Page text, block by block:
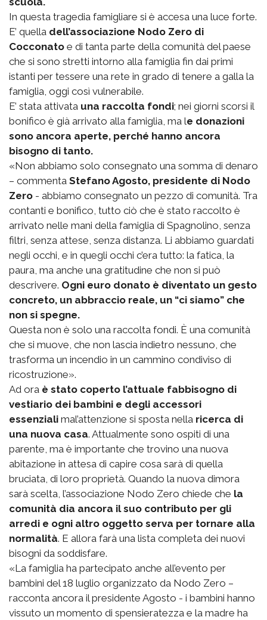
In questa tragedia famigliare si è accesa una luce forte.
E’ quella dell’associazione Nodo Zero di
Cocconato e di tanta parte della comunità del paese
che si sono stretti intorno alla famiglia fin dai primi
istanti per tessere una rete in grado di tenere a galla la
famiglia, oggi così vulnerabile.
E’ stata attivata una raccolta fondi; nei giorni scorsi il
bonifico è già arrivato alla famiglia, ma le donazioni
sono ancora aperte, perché hanno ancora
bisogno di tanto.
«Non abbiamo solo consegnato una somma di denaro
– commenta Stefano Agosto, presidente di Nodo
Zero - abbiamo consegnato un pezzo di comunità. Tra
contanti e bonifico, tutto ciò che è stato raccolto è
arrivato nelle mani della famiglia di Spagnolino, senza
filtri, senza attese, senza distanza. Li abbiamo guardati
negli occhi, e in quegli occhi c’era tutto: la fatica, la
paura, ma anche una gratitudine che non si può
descrivere. Ogni euro donato è diventato un gesto
concreto, un abbraccio reale, un “ci siamo” che
non si spegne.
Questa non è solo una raccolta fondi. È una comunità
che si muove, che non lascia indietro nessuno, che
trasforma un incendio in un cammino condiviso di
ricostruzione».
Ad ora è stato coperto l’attuale fabbisogno di
vestiario dei bambini e degli accessori
essenziali mal’attenzione si sposta nella ricerca di
una nuova casa. Attualmente sono ospiti di una
parente, ma è importante che trovino una nuova
abitazione in attesa di capire cosa sarà di quella
bruciata, di loro proprietà. Quando la nuova dimora
sarà scelta, l’associazione Nodo Zero chiede che la
comunità dia ancora il suo contributo per gli
arredi e ogni altro oggetto serva per tornare alla
normalità. E allora farà una lista completa dei nuovi
bisogni da soddisfare.
«La famiglia ha partecipato anche all’evento per
bambini del 18 luglio organizzato da Nodo Zero –
racconta ancora il presidente Agosto - i bambini hanno
vissuto un momento di spensieratezza e la madre ha